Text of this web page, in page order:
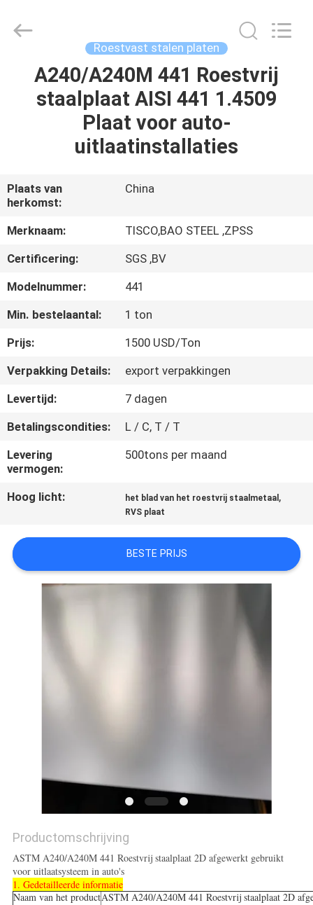
HUIS
PRODUCTEN
ONS
FABRIEKSREIS
KWALITEITSCONTROLE
CONTACTEER
ONS
NIEUWS
GEVALLEN
COMPANY
NEWS
SITEMAP
PRIVACY
POLICY
INDUSTRIAL
LIMITED.
Roestvast stalen platen
A240/A240M 441 Roestvrij
staalplaat AISI 441 1.4509
Plaat voor auto-
uitlaatinstallaties
Plaats van
herkomst:
China
Merknaam:
TISCO,BAO STEEL ,ZPSS
Certificering:
SGS ,BV
Modelnummer:
441
Min. bestelaantal:
1 ton
Prijs:
1500 USD/Ton
Verpakking Details:
export verpakkingen
Levertijd:
7 dagen
Betalingscondities:
L / C, T / T
Levering
vermogen:
500tons per maand
Hoog licht: het blad van het roestvrij staalmetaal ,
RVS plaat
BESTE PRIJS
Productomschrijving
ASTM A240/A240M 441 Roestvrij staalplaat 2D afgewerkt gebruikt
voor uitlaatsysteem in auto's
1. Gedetailleerde informatie
Naam van het productASTM A240/A240M 441 Roestvrij staalplaat 2D